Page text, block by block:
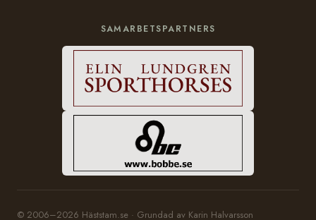
SAMARBETSPARTNERS
© 2006–2026 Häststam.se · Grundad av Karin Halvarsson